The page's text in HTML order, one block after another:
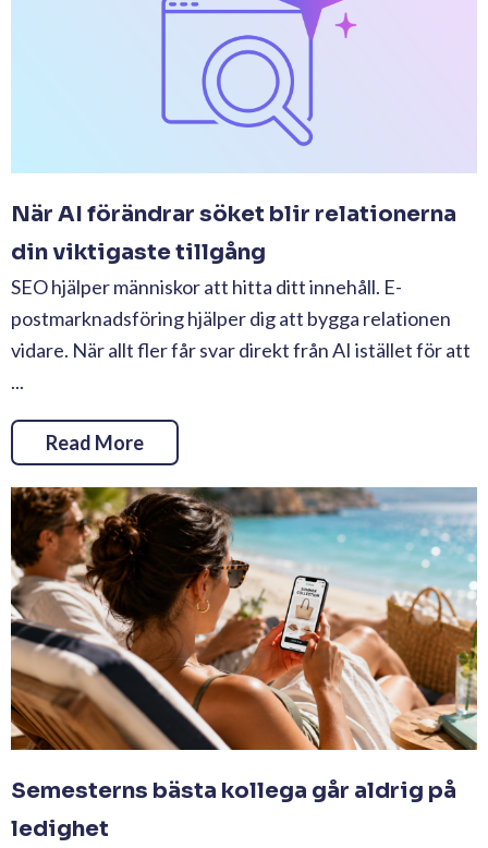
När AI förändrar söket blir relationerna
din viktigaste tillgång
SEO hjälper människor att hitta ditt innehåll. E-
postmarknadsföring hjälper dig att bygga relationen
vidare. När allt fler får svar direkt från AI istället för att
...
Read More
Semesterns bästa kollega går aldrig på
ledighet